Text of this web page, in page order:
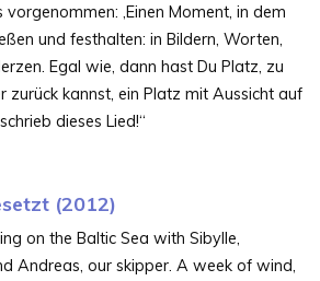
‚Einen Moment, in dem
und festhalten: in Bildern, Worten,
Egal wie, dann hast Du Platz, zu
zurück kannst, ein Platz mit Aussicht auf
dieses Lied!“
(2012)
on the Baltic Sea with Sibylle,
Andreas, our skipper. A week of wind,